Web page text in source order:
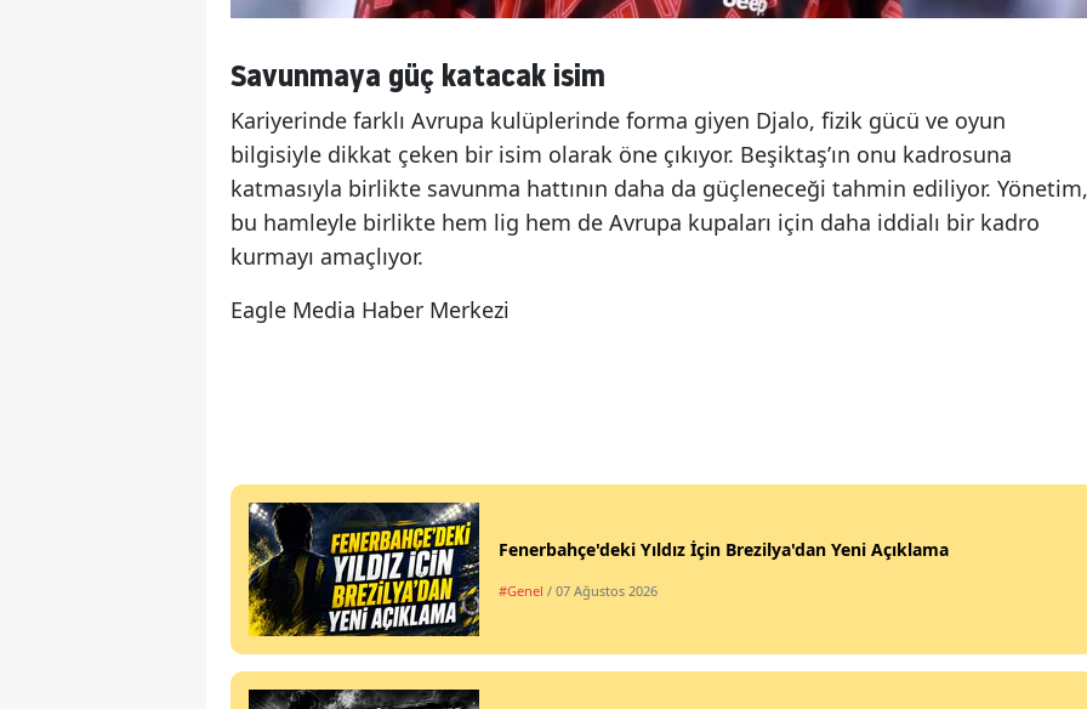
Savunmaya güç katacak isim
Kariyerinde farklı Avrupa kulüplerinde forma giyen Djalo, fizik gücü ve oyun
bilgisiyle dikkat çeken bir isim olarak öne çıkıyor. Beşiktaş’ın onu kadrosuna
katmasıyla birlikte savunma hattının daha da güçleneceği tahmin ediliyor. Yönetim,
bu hamleyle birlikte hem lig hem de Avrupa kupaları için daha iddialı bir kadro
kurmayı amaçlıyor.
Eagle Media Haber Merkezi
Fenerbahçe'deki Yıldız İçin Brezilya'dan Yeni Açıklama
#Genel / 07 Ağustos 2026